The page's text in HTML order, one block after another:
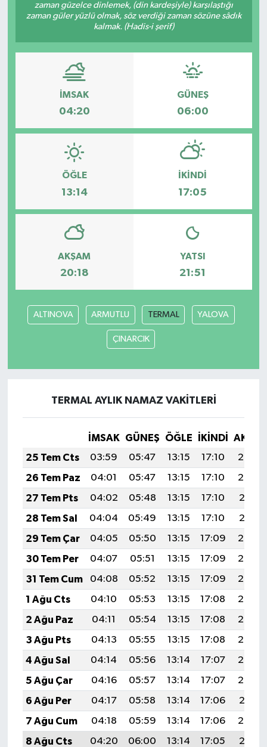
zaman güzelce dinlemek, (din kardeşiyle) karşılaştığı
zaman güler yüzlü olmak, söz verdiği zaman sözüne sâdık
kalmak. (Hadis-i şerif)
İMSAK
04:20
GÜNEŞ
06:00
ÖĞLE
13:14
İKINDI
17:05
AKŞAM
20:18
YATSI
21:51
ALTINOVA ARMUTLU TERMAL YALOVA
ÇINARCIK
TERMAL AYLIK NAMAZ VAKITLERI
İMSAK GÜNEŞ ÖĞLE İKINDI
25 Tem Cts
03:59 05:47 13:15 17:10
20:33
26 Tem Paz
04:01 05:47 13:15 17:10
20:32
27 Tem Pts
04:02 05:48 13:15 17:10
20:31
28 Tem Sal
04:04 05:49 13:15 17:10
20:31
29 Tem Çar
04:05 05:50 13:15 17:09
20:30
30 Tem Per
04:07 05:51 13:15 17:09
20:29
31 Tem Cum
04:08 05:52 13:15 17:09
20:28
1 Ağu Cts
04:10 05:53 13:15 17:08
20:26
2 Ağu Paz
04:11 05:54 13:15 17:08
20:25
3 Ağu Pts
04:13 05:55 13:15 17:08
20:24
4 Ağu Sal
04:14 05:56 13:14 17:07
20:23
5 Ağu Çar
04:16 05:57 13:14 17:07
20:22
6 Ağu Per
04:17 05:58 13:14 17:06
20:21
7 Ağu Cum
04:18 05:59 13:14 17:06
20:20
8 Ağu Cts
04:20 06:00 13:14 17:05
20:18